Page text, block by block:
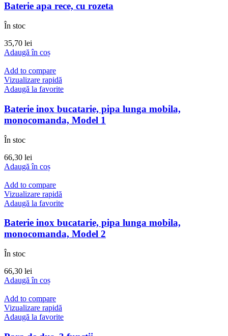
Baterie apa rece, cu rozeta
În stoc
35,70 lei
Adaugă în coș
Add to compare
Vizualizare rapidă
Adaugă la favorite
Baterie inox bucatarie, pipa lunga mobila,
monocomanda, Model 1
În stoc
66,30 lei
Adaugă în coș
Add to compare
Vizualizare rapidă
Adaugă la favorite
Baterie inox bucatarie, pipa lunga mobila,
monocomanda, Model 2
În stoc
66,30 lei
Adaugă în coș
Add to compare
Vizualizare rapidă
Adaugă la favorite